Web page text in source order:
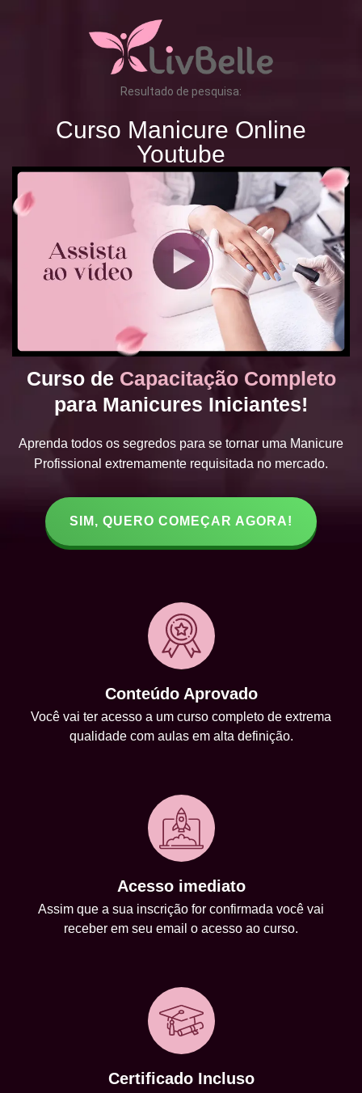
Resultado de pesquisa:
Curso Manicure Online
Youtube
Curso de Capacitação Completo
para Manicures Iniciantes!
Aprenda todos os segredos para se tornar uma Manicure
Profissional extremamente requisitada no mercado.
SIM, QUERO COMEÇAR AGORA!
Conteúdo Aprovado
Você vai ter acesso a um curso completo de extrema
qualidade com aulas em alta definição.
Acesso imediato
Assim que a sua inscrição for confirmada você vai
receber em seu email o acesso ao curso.
Certificado Incluso